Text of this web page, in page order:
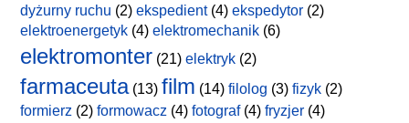
dyżurny ruchu (2) ekspedient(4) ekspedytor (2)
elektroenergetyk (4) elektromechanik (6)
elektromonter (21) elektryk (2)
farmaceuta(13) film (14) filolog (3) fizyk (2)
formierz (2) formowacz (4) fotograf(4) fryzjer (4)